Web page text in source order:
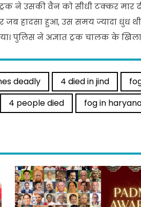
ने उसकी वैन को सीधी टक्कर मार
जब हादसा हुआ, उस समय ज्यादा धुंध
पुलिस ने अज्ञात ट्रक चालक के
deadly 4 died in jind
4 people died fog in